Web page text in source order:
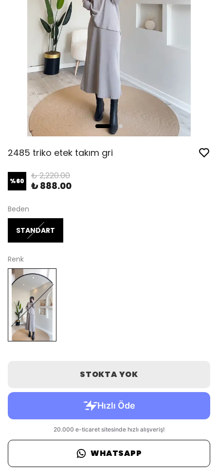
2485 triko etek takım gri
%60 ₺ 2,220.00
₺ 888.00
Beden
STANDART
Renk
STOKTA YOK
WHATSAPP